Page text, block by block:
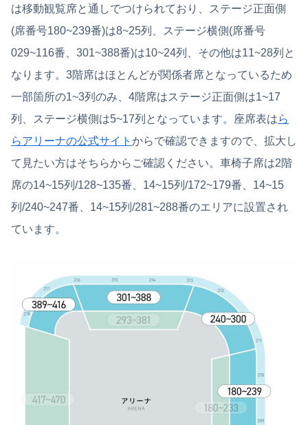
は移動観覧席と通しでつけられており、ステージ正面側
(席番号180~239番)は8~25列、ステージ横側(席番号
029~116番、301~388番)は10~24列、その他は11~28列と
なります。3階席はほとんどが関係者席となっているため
一部箇所の1~3列のみ、4階席はステージ正面側は1~17
列、ステージ横側は5~17列となっています。座席表はら
らアリーナの公式サイト からで確認できますので、拡大し
て見たい方はそちらからご確認ください。車椅子席は2階
席の14~15列/128~135番、14~15列/172~179番、14~15
列/240~247番、14~15列/281~288番のエリアに設置され
ています。